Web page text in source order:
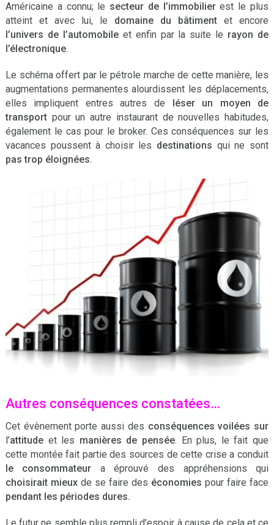
Américaine a connu; le secteur de l’immobilierest le plus
atteint et avec lui, le domaine du bâtiment et encore
l’univers de l’automobileet enfin par la suite le rayon de
l’électronique.
Le schéma offert par le pétrole marche de cette manière, les
augmentations permanentes alourdissent les déplacements,
elles impliquent entres autres de
léser un moyen de
transportpour un autre instaurant de nouvelles habitudes,
également le cas pour le broker. Ces conséquences sur les
vacances poussent à choisir les destinations qui ne sont
pas trop éloignées.
Autres conséquences constatées…
Cet évènement porte aussi des conséquences voilées sur
l’attitude et les manières de pensée. En plus, le fait que
cette montée fait partie des sources de cette crise a conduit
le consommateur a éprouvé des appréhensions qui
choisirait mieuxde se faire des économies pour faire face
pendant les périodes dures.